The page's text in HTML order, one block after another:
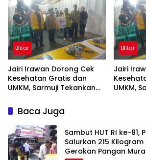
Blitar
Jairi Irawan Dorong Cek
Kesehatan Gratis dan
UMKM, Sarmuji Tekankan
Blitar.
Blitar
Jairi
UMKM,
Baca Juga
Sambut HUT RI ke-81,
Salurkan 215 Kilogram
Gerakan Pangan